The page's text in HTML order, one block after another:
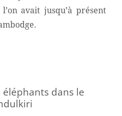
avait jusqu’à présent
éléphants dans le